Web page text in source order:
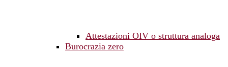
Attestazioni OIV o struttura analoga
Burocrazia zero